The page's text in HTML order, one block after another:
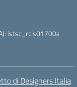
istsc_rcis01700a
di Designers Italia